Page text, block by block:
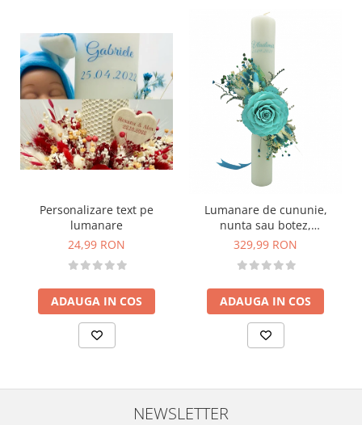
Personalizare text pe
lumanare
24,99 RON
ADAUGA IN COS
Lumanare de cununie,
nunta sau botez,
personalizabila cu trandafir
uscate (Turcoaz)
329,99 RON
ADAUGA IN COS
NEWSLETTER